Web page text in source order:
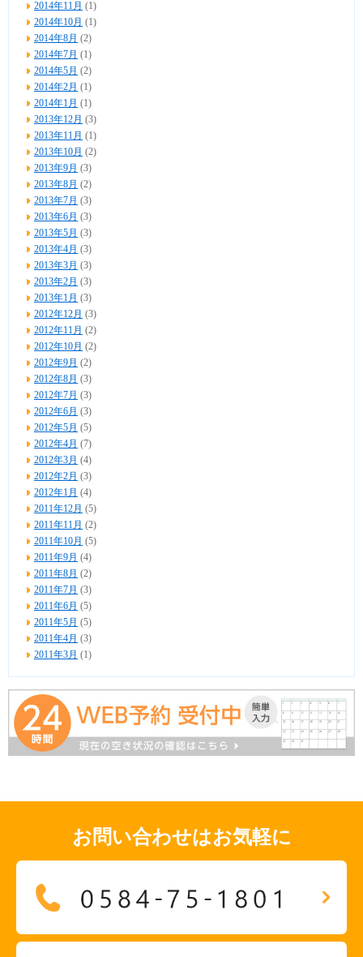
2014年11月 (1)
2014年10月 (1)
2014年8月 (2)
2014年7月 (1)
2014年5月 (2)
2014年2月 (1)
2014年1月 (1)
2013年12月 (3)
2013年11月 (1)
2013年10月 (2)
2013年9月 (3)
2013年8月 (2)
2013年7月 (3)
2013年6月 (3)
2013年5月 (3)
2013年4月 (3)
2013年3月 (3)
2013年2月 (3)
2013年1月 (3)
2012年12月 (3)
2012年11月 (2)
2012年10月 (2)
2012年9月 (2)
2012年8月 (3)
2012年7月 (3)
2012年6月 (3)
2012年5月 (5)
2012年4月 (7)
2012年3月 (4)
2012年2月 (3)
2012年1月 (4)
2011年12月 (5)
2011年11月 (2)
2011年10月 (5)
2011年9月 (4)
2011年8月 (2)
2011年7月 (3)
2011年6月 (5)
2011年5月 (5)
2011年4月 (3)
2011年3月 (1)
お問い合わせはお気軽に